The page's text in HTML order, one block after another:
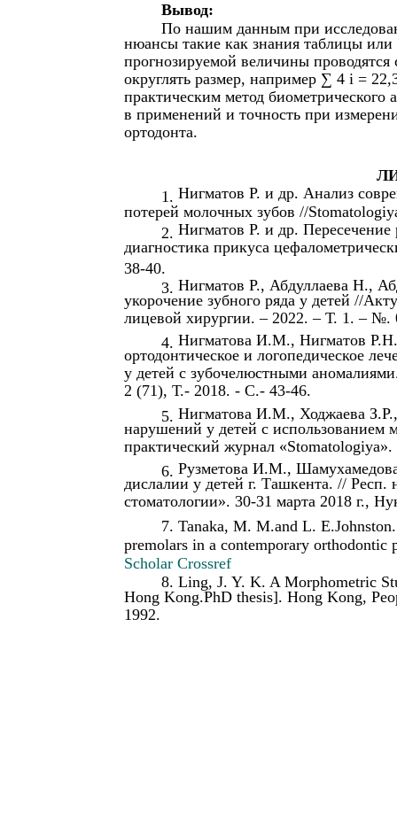
Вывод:
По нашим данным при
нюансы такие как знания таблицы
прогнозируемой величины
округлять размер, например ∑ 4 i =
практическим метод биометрического
в применений и точность при
ортодонта.
1. Нигматов Р. и др. Анализ
потерей молочных зубов //
2. Нигматов Р. и др. Пересечение
диагностика прикуса
38-40.
3. Нигматов Р., Абдуллаева Н.,
укорочение зубного ряда у детей //
лицевой хирургии. – 2022. – Т. 1. – №.
4. Нигматова И.М., Нигматов
ортодонтическое и логопедическое
у детей с зубочелюстными
2 (71), Т.- 2018. - С.- 43-46.
5. Нигматова И.М., Ходжаева
нарушений у детей с использованием
практический журнал
6. Рузметова И.М.,
дислалии у детей г. Ташкента. //
стоматологии». 30-31 марта 2018 г.,
7. Tanaka, M. M.and L.
premolars in a contemporary orthodontic
Scholar Crossref
8. Ling, J. Y. K. A Morphometric
Hong Kong.PhD thesis]. Hong Kong,
1992.